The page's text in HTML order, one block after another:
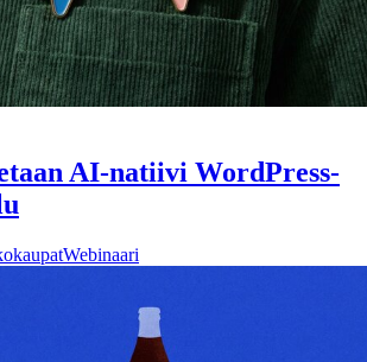
AI-natiivi WordPress-
Webinaari